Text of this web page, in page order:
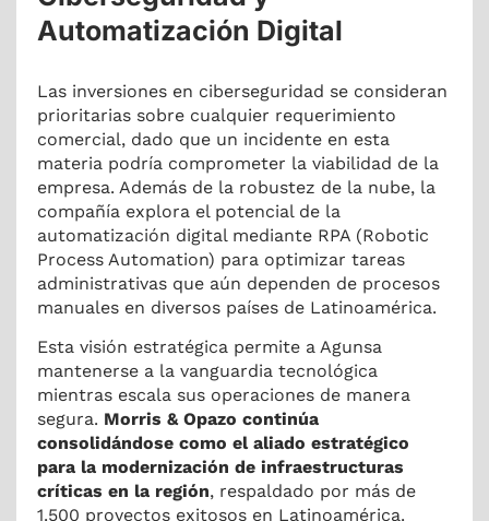
Automatización Digital
Las inversiones en ciberseguridad se consideran
prioritarias sobre cualquier requerimiento
comercial, dado que un incidente en esta
materia podría comprometer la viabilidad de la
empresa. Además de la robustez de la nube, la
compañía explora el potencial de la
automatización digital mediante RPA (Robotic
Process Automation) para optimizar tareas
administrativas que aún dependen de procesos
manuales en diversos países de Latinoamérica.
Esta visión estratégica permite a Agunsa
mantenerse a la vanguardia tecnológica
mientras escala sus operaciones de manera
segura. Morris & Opazo continúa
consolidándose como el aliado estratégico
para la modernización de infraestructuras
críticas en la región, respaldado por más de
1.500 proyectos exitosos en Latinoamérica.